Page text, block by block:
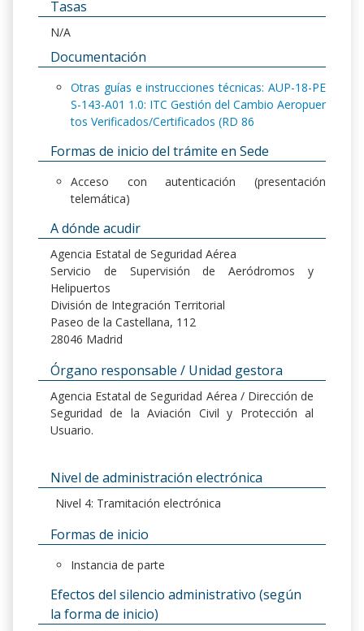
Tasas
N/A
Documentación
Otras guías e instrucciones técnicas: AUP-18-PE
S-143-A01 1.0: ITC Gestión del Cambio Aeropuer
tos Verificados/Certificados (RD 86
Formas de inicio del trámite en Sede
Acceso con autenticación (presentación
telemática)
A dónde acudir
Agencia Estatal de Seguridad Aérea
Servicio de Supervisión de Aeródromos y
Helipuertos
División de Integración Territorial
Paseo de la Castellana, 112
28046 Madrid
Órgano responsable / Unidad gestora
Agencia Estatal de Seguridad Aérea / Dirección de
Seguridad de la Aviación Civil y Protección al
Usuario.
Nivel de administración electrónica
Nivel 4: Tramitación electrónica
Formas de inicio
Instancia de parte
Efectos del silencio administrativo (según
la forma de inicio)